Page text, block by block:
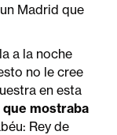
Madrid que
a la noche
no le cree
en esta
mostraba
Rey de